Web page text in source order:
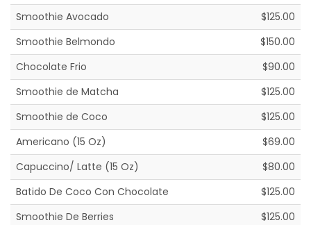
Smoothie Avocado
$125.00
Smoothie Belmondo
$150.00
Chocolate Frio
$90.00
Smoothie de Matcha
$125.00
Smoothie de Coco
$125.00
Americano (15 Oz)
$69.00
Capuccino/ Latte (15 Oz)
$80.00
Batido De Coco Con Chocolate
$125.00
Smoothie De Berries
$125.00